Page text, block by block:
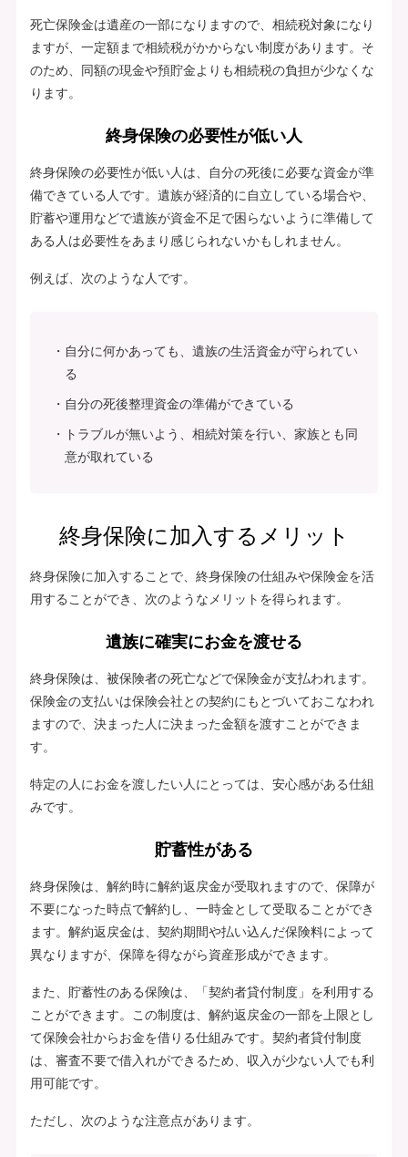
死亡保険金は遺産の一部になりますので、相続税対象になり
ますが、一定額まで相続税がかからない制度があります。そ
のため、同額の現金や預貯金よりも相続税の負担が少なくな
ります。
終身保険の必要性が低い人
終身保険の必要性が低い人は、自分の死後に必要な資金が準
備できている人です。遺族が経済的に自立している場合や、
貯蓄や運用などで遺族が資金不足で困らないように準備して
ある人は必要性をあまり感じられないかもしれません。
例えば、次のような人です。
自分に何かあっても、遺族の生活資金が守られてい
る
自分の死後整理資金の準備ができている
トラブルが無いよう、相続対策を行い、家族とも同
意が取れている
終身保険に加入するメリット
終身保険に加入することで、終身保険の仕組みや保険金を活
用することができ、次のようなメリットを得られます。
遺族に確実にお金を渡せる
終身保険は、被保険者の死亡などで保険金が支払われます。
保険金の支払いは保険会社との契約にもとづいておこなわれ
ますので、決まった人に決まった金額を渡すことができま
す。
特定の人にお金を渡したい人にとっては、安心感がある仕組
みです。
貯蓄性がある
終身保険は、解約時に解約返戻金が受取れますので、保障が
不要になった時点で解約し、一時金として受取ることができ
ます。解約返戻金は、契約期間や払い込んだ保険料によって
異なりますが、保障を得ながら資産形成ができます。
また、貯蓄性のある保険は、「契約者貸付制度」を利用する
ことができます。この制度は、解約返戻金の一部を上限とし
て保険会社からお金を借りる仕組みです。契約者貸付制度
は、審査不要で借入れができるため、収入が少ない人でも利
用可能です。
ただし、次のような注意点があります。